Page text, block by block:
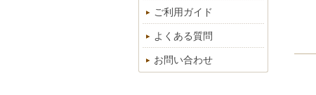
ご利用ガイド
よくある質問
お問い合わせ